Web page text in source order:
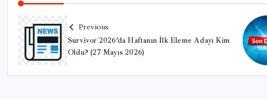
Previous
Survivor 2026’da Haftanın İlk Eleme Adayı Kim
Oldu? (27 Mayıs 2026)